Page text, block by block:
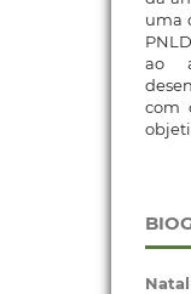
uma
ao
com